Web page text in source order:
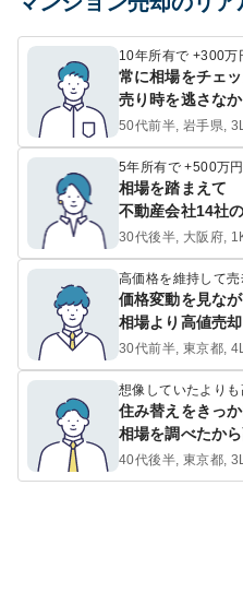
10年所有で +300万
常に相場をチェ
売り時を逃さな
50代前半, 岩手県,
5年所有で +500万円
相場を踏まえて
不動産会社14社
30代後半, 大阪府,
高価格を維持して売
価格変動を見なが
相場より高値売
30代前半, 東京都,
想像していたよりも
住み替えをきっ
相場を調べたか
40代後半, 東京都,